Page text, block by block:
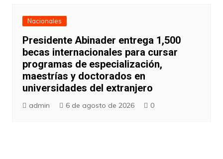
Nacionales
Presidente Abinader entrega 1,500
becas internacionales para cursar
programas de especialización,
maestrías y doctorados en
universidades del extranjero
admin 6 de agosto de 2026 0